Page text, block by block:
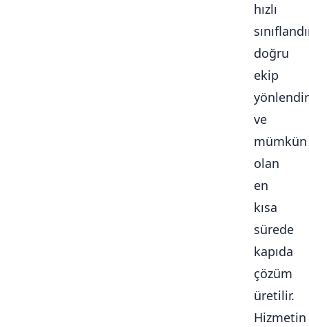
hızlı
doğru
ekip
ve
mümkün
olan
en
kısa
sürede
kapıda
çözüm
üretilir.
Hizmetin